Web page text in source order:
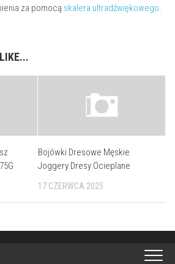
za pomocą skalera ultradźwiękowego.
Bojówki Dresowe Męskie
Joggery Dresy Ocieplane
17 CZERWCA 2025